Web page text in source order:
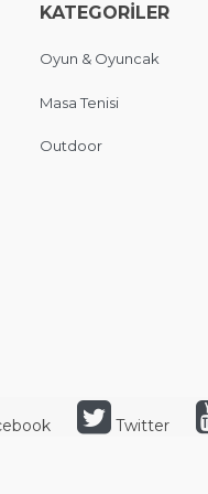
KATEGORİLER
Oyun & Oyuncak
Masa Tenisi
Outdoor
Twitter